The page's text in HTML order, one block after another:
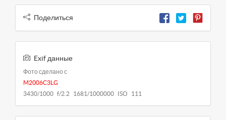
Поделиться
Exif данные
Фото сделано с
M2006C3LG
3430/1000 f/2.2 1681/1000000 ISO 111